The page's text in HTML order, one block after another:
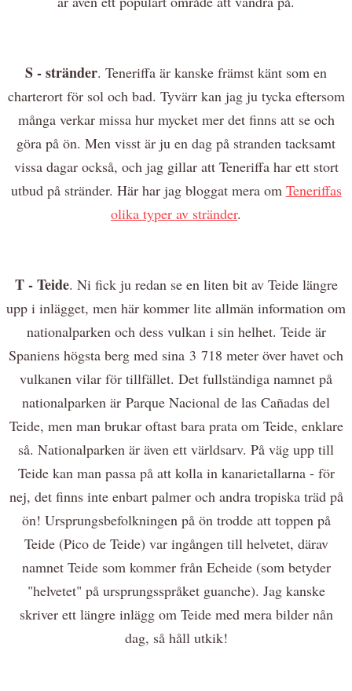
S - stränder. Teneriffa är kanske främst känt som en
charterort för sol och bad. Tyvärr kan jag ju tycka eftersom
många verkar missa hur mycket mer det finns att se och
göra på ön. Men visst är ju en dag på stranden tacksamt
vissa dagar också, och jag gillar att Teneriffa har ett stort
utbud på stränder. Här har jag bloggat mera om Teneriffas
olika typer av stränder.
T - Teide. Ni fick ju redan se en liten bit av Teide längre
upp i inlägget, men här kommer lite allmän information om
nationalparken och dess vulkan i sin helhet. Teide är
Spaniens högsta berg med sina 3 718 meter över havet och
vulkanen vilar för tillfället. Det fullständiga namnet på
nationalparken är Parque Nacional de las Cañadas del
Teide, men man brukar oftast bara prata om Teide, enklare
så. Nationalparken är även ett världsarv. På väg upp till
Teide kan man passa på att kolla in kanarietallarna - för
nej, det finns inte enbart palmer och andra tropiska träd på
ön! Ursprungsbefolkningen på ön trodde att toppen på
Teide (Pico de Teide) var ingången till helvetet, därav
namnet Teide som kommer från Echeide (som betyder
"helvetet" på ursprungsspråket guanche). Jag kanske
skriver ett längre inlägg om Teide med mera bilder nån
dag, så håll utkik!